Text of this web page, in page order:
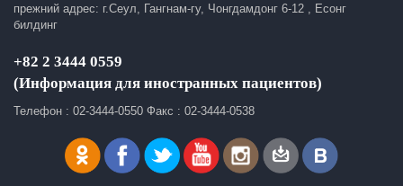
прежний адрес: г.Сеул, Гангнам-гу, Чонгдамдонг 6-12 , Есонг
билдинг
+82 2 3444 0559
(Информация для иностранных пациентов)
Телефон : 02-3444-0550 Факс : 02-3444-0538